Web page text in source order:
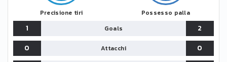
Precisione tiri Possesso palla
1 Goals
2
0
Attacchi
0